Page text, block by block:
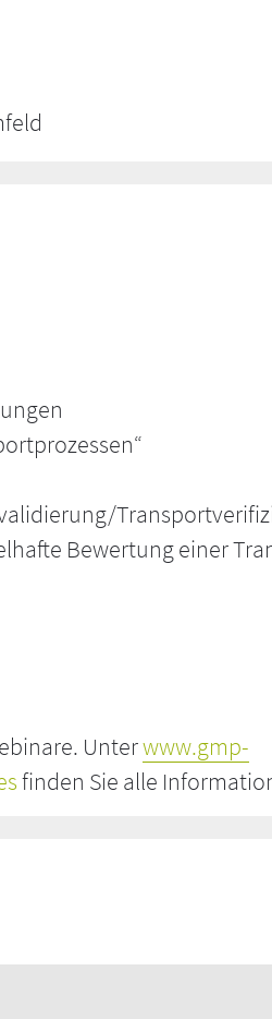
zu
Bewertung einer
Unterwww.gmp-
finden Sie alle
erforderlich ist und